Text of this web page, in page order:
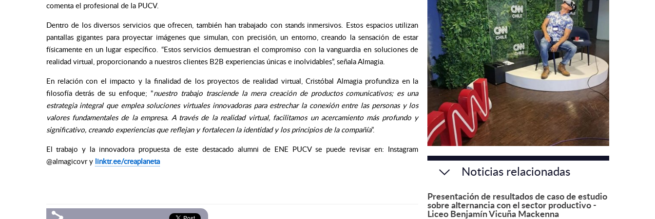
comenta el profesional de la PUCV.
Dentro de los diversos servicios que ofrecen, también han trabajado con stands inmersivos. Estos espacios utilizan
pantallas gigantes para proyectar imágenes que simulan, con precisión, un entorno, creando la sensación de estar
físicamente en un lugar específico. “Estos servicios demuestran el compromiso con la vanguardia en soluciones de
realidad virtual, proporcionando a nuestros clientes B2B experiencias únicas e inolvidables”, señala Almagia.
En relación con el impacto y la finalidad de los proyectos de realidad virtual, Cristóbal Almagia profundiza en la
filosofía detrás de su enfoque; "nuestro trabajo trasciende la mera creación de productos comunicativos; es una
estrategia integral que emplea soluciones virtuales innovadoras para estrechar la conexión entre las personas y los
valores fundamentales de la empresa. A través de la realidad virtual, facilitamos un acercamiento más profundo y
significativo, creando experiencias que reflejan y fortalecen la identidad y los principios de la compañía”.
El trabajo y la innovadora propuesta de este destacado alumni de ENE PUCV se puede revisar en: Instagram
@almagicovr y linktr.ee/creaplaneta
Noticias relacionadas
Presentación de resultados de caso de estudio
sobre alternancia con el sector productivo -
Liceo Benjamín Vicuña Mackenna